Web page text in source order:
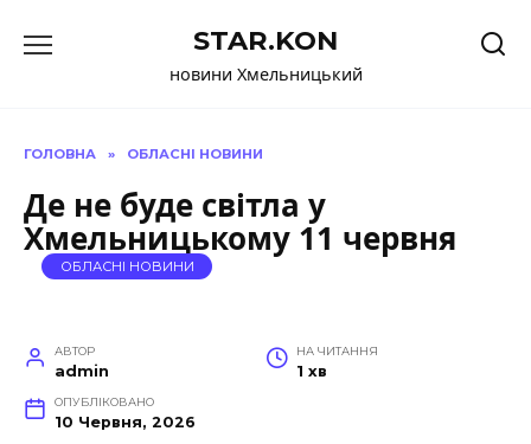
до
STAR.KON
новини Хмельницький
ГОЛОВНА » ОБЛАСНІ НОВИНИ
Де не буде світла у
Хмельницькому 11 червня
ОБЛАСНІ НОВИНИ
АВТОР
admin
НА ЧИТАННЯ
1 хв
ОПУБЛІКОВАНО
10 Червня, 2026